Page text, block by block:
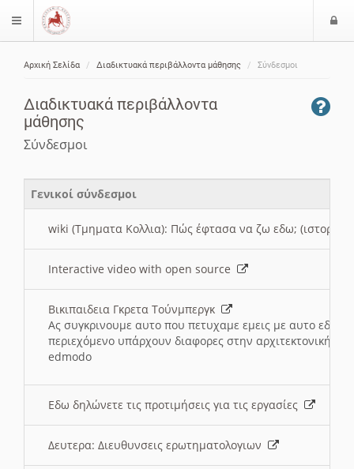
$langMenu
Αρχική Σελίδα Διαδικτυακά περιβάλλοντα μάθησης Σύνδεσμοι
Διαδικτυακά περιβάλλοντα
μάθησης
Σύνδεσμοι
Γενικοί σύνδεσμοι
wiki (Τμηματα Κολλια): Πώς έφτασα να ζω εδω; (ιστορια)
Interactive video with open source
Βικιπαιδεια Γκρετα Τούνμπεργκ
Ας συγκρινουμε αυτο που πετυχαμε εμεις με αυτο εδω
περιεχόμενο υπάρχουν διαφορες στην αρχιτεκτονική
edmodo
Εδω δηλώνετε τις προτιμήσεις για τις εργασίες
Δευτερα: Διευθυνσεις ερωτηματολογιων